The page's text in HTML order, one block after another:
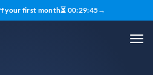
your first month⏳ 00:29:43→